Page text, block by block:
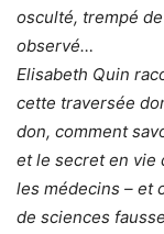
osculté, trempé
observé…
Elisabeth Quin
cette traversée
don, comment
et le secret en vie
les médecins – et
de sciences